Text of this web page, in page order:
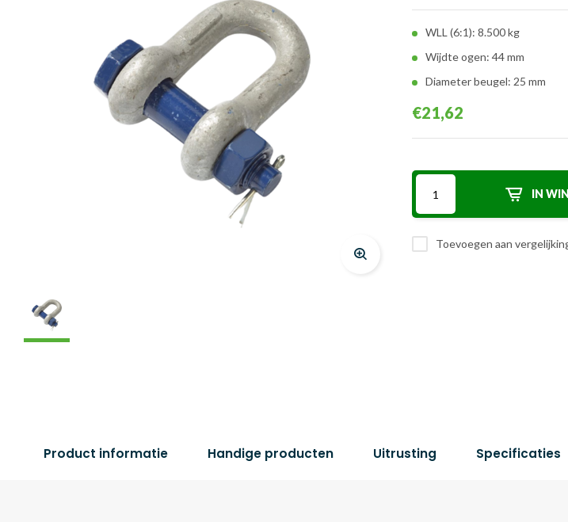
WLL (6:1): 8.500 kg
Wijdte ogen: 44 mm
Diameter beugel: 25 mm
€21,62
IN
Toevoegen aan
Product informatie Handige producten Uitrusting Specificaties